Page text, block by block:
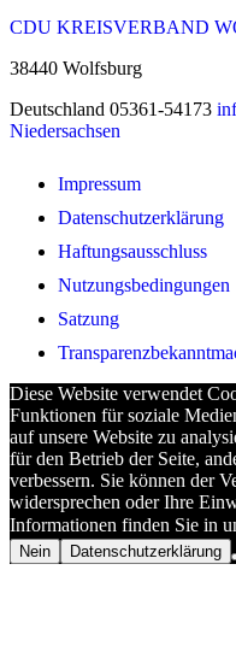
CDU KREISVERBAND
38440 Wolfsburg
Deutschland 05361-54173
Niedersachsen
Impressum
Datenschutzerklärung
Haftungsausschluss
Nutzungsbedingungen
Satzung
Diese Website verwendet
Funktionen für soziale
auf unsere Website zu
für den Betrieb der Seite,
verbessern. Sie können der
widersprechen oder Ihre
Informationen finden Sie in
Nein
Datenschutzerklärung